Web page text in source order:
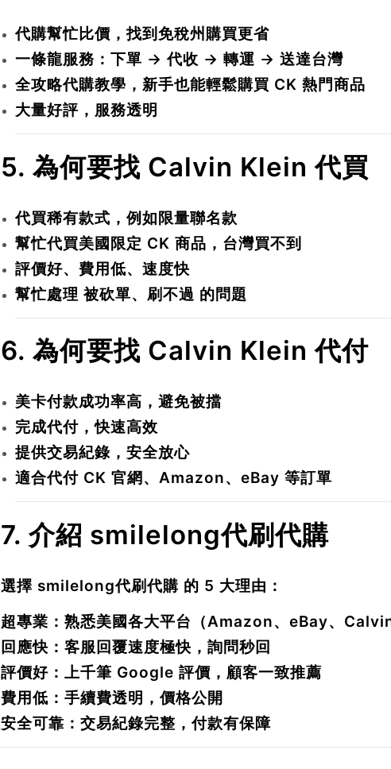
代購幫忙比價 ，找到免稅州購買更省
一條龍服務 ：下單 → 代收 → 轉運 → 送達台灣
全攻略代購教學 ，新手也能輕鬆購買 CK 熱門商品
大量好評，服務透明
5. 為何要找 Calvin Klein 代買
代買稀有款式，例如限量聯名款
幫忙代買美國限定 CK 商品，台灣買不到
評價好、費用低、速度快
幫忙處理被砍單、刷不過的問題
6. 為何要找 Calvin Klein 代付
美卡付款成功率高，避免被擋
完成代付，快速高效
提供交易紀錄，安全放心
適合代付 CK 官網、Amazon、eBay 等訂單
7. 介紹 smilelong代刷代購
選擇 smilelong代刷代購的 5 大理由：
超專業 ：熟悉美國各大平台（Amazon、eBay、
回應快 ：客服回覆速度極快，詢問秒回
評價好：上千筆 Google 評價，顧客一致推薦
費用低 ：手續費透明，價格公開
安全可靠 ：交易紀錄完整，付款有保障